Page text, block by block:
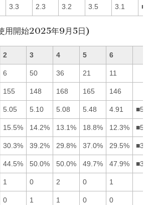
3.3 2.3 3.2 3.5 3.1
用開始2025年9月5日)
2 3 4 5 6
6 50 36 21 11
155 148 168 165 146
5.05 5.10 5.08 5.48 4.91
15.5% 14.2% 13.1% 18.8% 12.3%
30.3% 39.2% 29.8% 37.0% 29.5%
44.5% 50.0% 50.0% 49.7% 47.9%
1 0 2 0 1
0 1 1 0 0